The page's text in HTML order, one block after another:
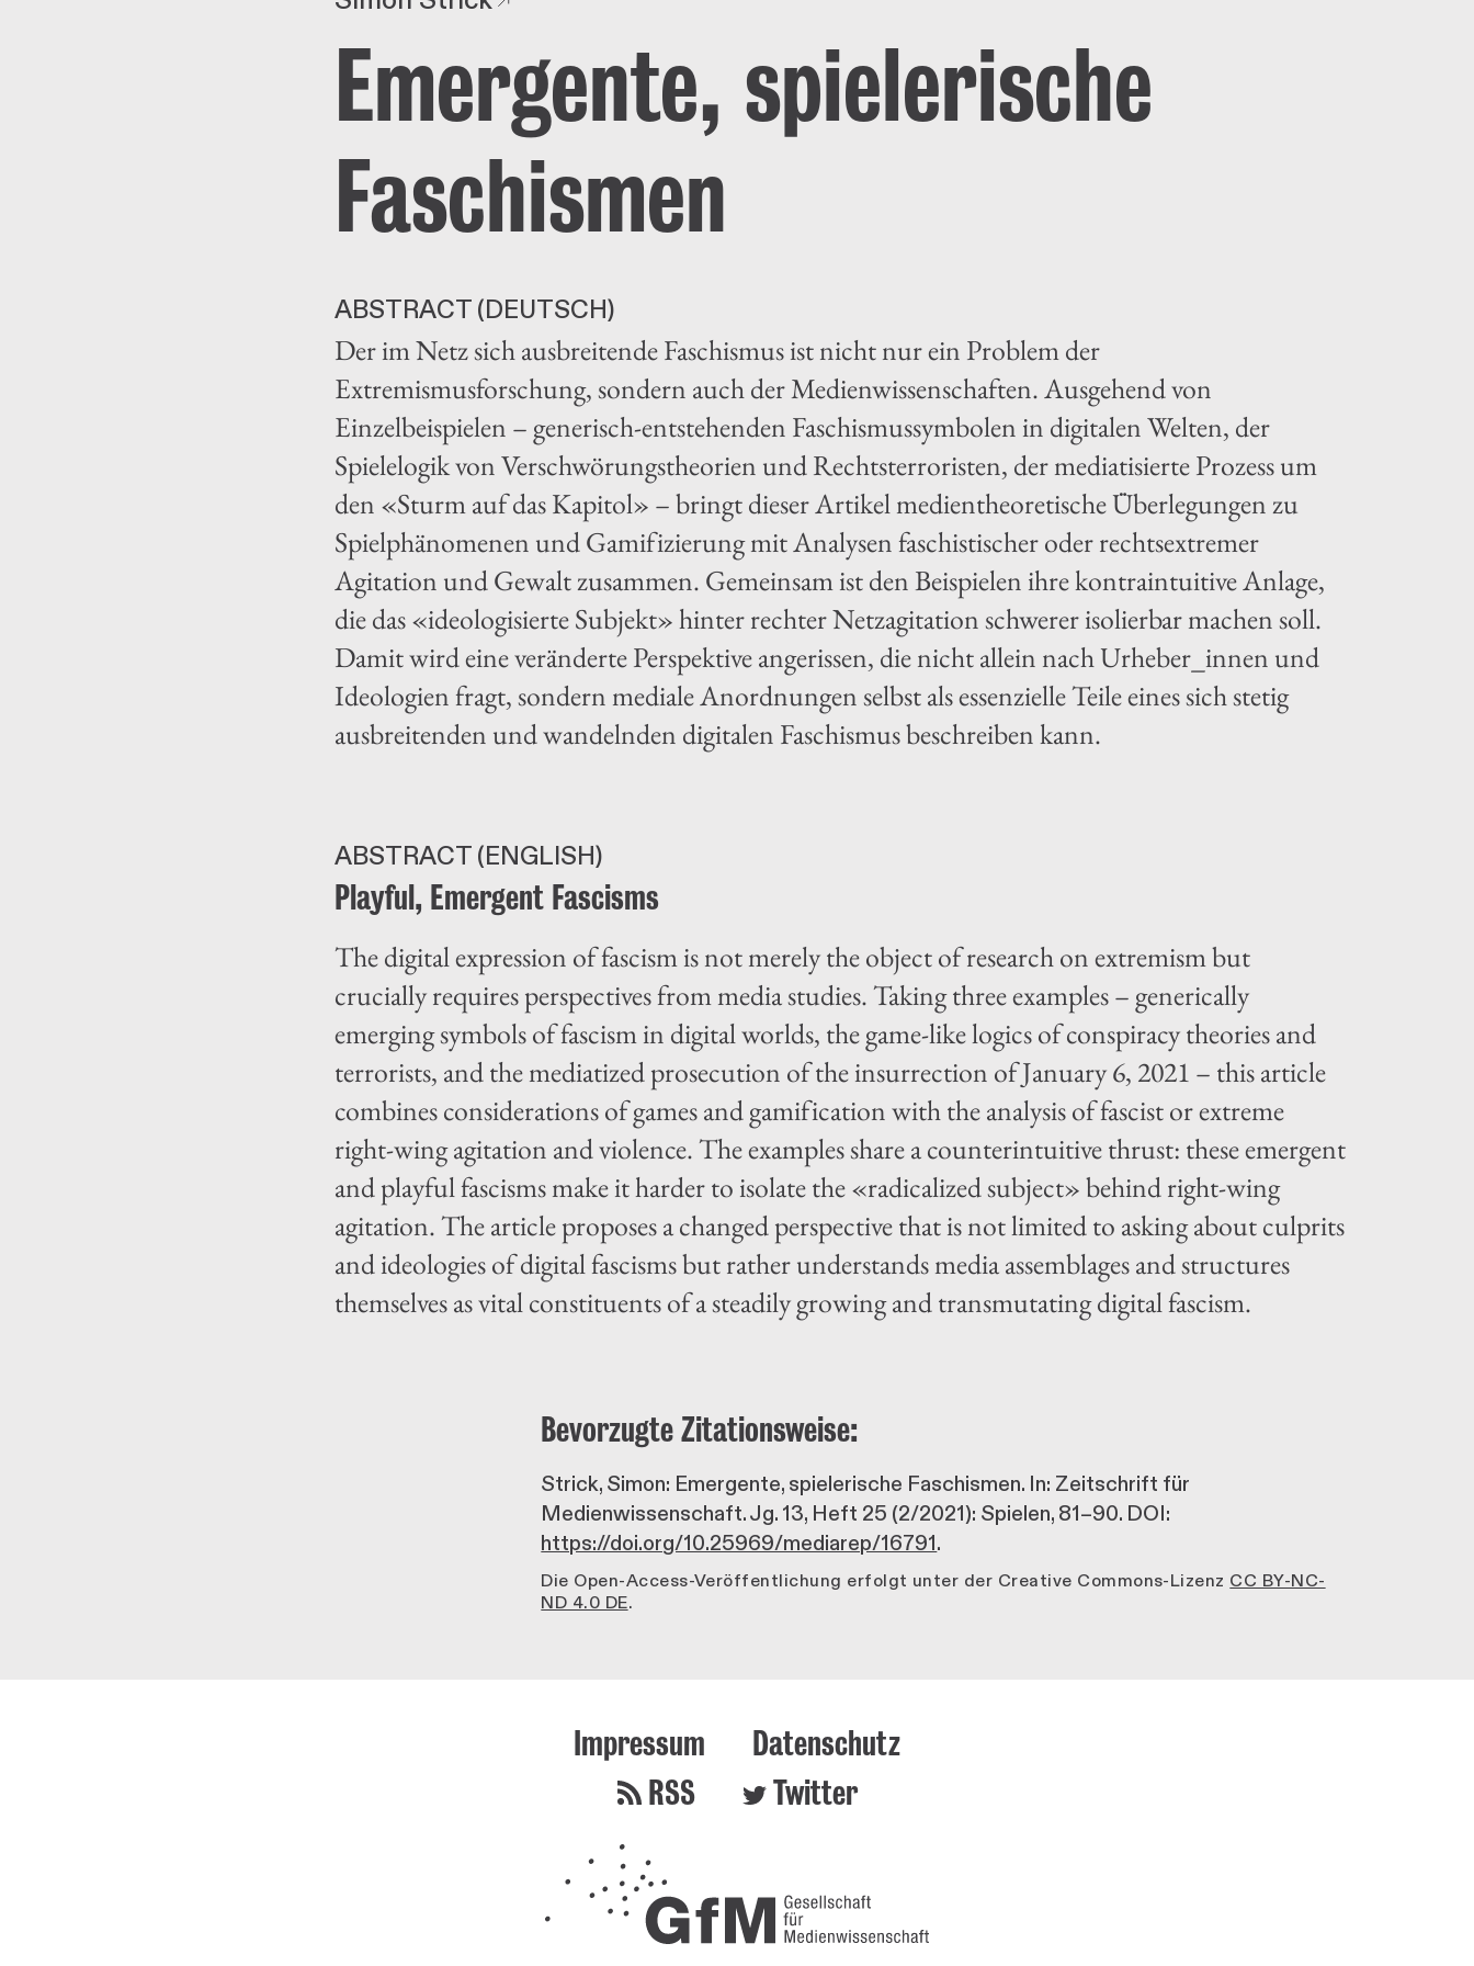
Emergente, spielerische
Faschismen
ABSTRACT (DEUTSCH)
Der im Netz sich ausbreitende Faschismus ist nicht nur ein Problem der
Extremismusforschung, sondern auch der Medienwissenschaften. Ausgehend von
Einzelbeispielen – generisch-entstehenden Faschismussymbolen in digitalen Welten, der
Spielelogik von Verschwörungstheorien und Rechtsterroristen, der mediatisierte Prozess um
den «Sturm auf das Kapitol» – bringt dieser Artikel medientheoretische Überlegungen zu
Spielphänomenen und Gamifizierung mit Analysen faschistischer oder rechtsextremer
Agitation und Gewalt zusammen. Gemeinsam ist den Beispielen ihre kontraintuitive Anlage,
die das «ideologisierte Subjekt» hinter rechter Netzagitation schwerer isolierbar machen soll.
Damit wird eine veränderte Perspektive angerissen, die nicht allein nach Urheber_innen und
Ideologien fragt, sondern mediale Anordnungen selbst als essenzielle Teile eines sich stetig
ausbreitenden und wandelnden digitalen Faschismus beschreiben kann.
ABSTRACT (ENGLISH)
Playful, Emergent Fascisms
The digital expression of fascism is not merely the object of research on extremism but
crucially requires perspectives from media studies. Taking three examples – generically
emerging symbols of fascism in digital worlds, the game-like logics of conspiracy theories and
terrorists, and the mediatized prosecution of the insurrection of January 6, 2021 – this article
combines considerations of games and gamification with the analysis of fascist or extreme
right-wing agitation and violence. The examples share a counterintuitive thrust: these emergent
and playful fascisms make it harder to isolate the «radicalized subject» behind right-wing
agitation. The article proposes a changed perspective that is not limited to asking about culprits
and ideologies of digital fascisms but rather understands media assemblages and structures
themselves as vital constituents of a steadily growing and transmutating digital fascism.
Bevorzugte Zitationsweise:
Strick, Simon: Emergente, spielerische Faschismen. In: Zeitschrift für
Medienwissenschaft. Jg. 13, Heft 25 (2/2021): Spielen, 81–90. DOI:
https://doi.org/10.25969/mediarep/16791.
Die Open-Access-Veröffentlichung erfolgt unter der Creative Commons-Lizenz CC BY-NC-
ND 4.0 DE.
Impressum
Datenschutz
RSS
Twitter